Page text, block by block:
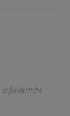
Erforderliche